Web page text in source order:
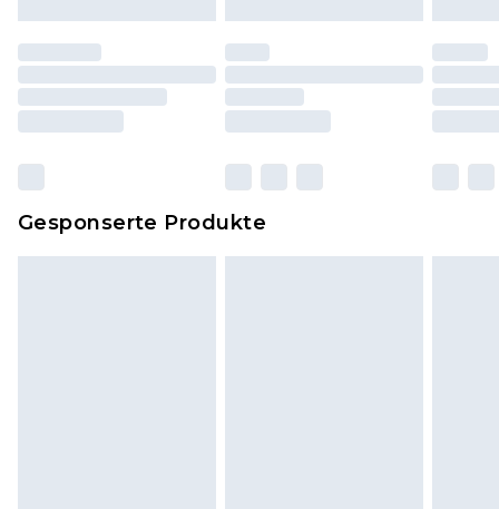
Schuhe dürfen nur in Innenräumen anprobiert
worden sein. Artikel aus dem Homeware-Bereich,
einschließlich Bettwäsche, Matratzen, Toppern
und Kissen, müssen unbenutzt und in ihrer
zurückgesendet werden.
Klickehierum unsere vollständigen
Gesponserte Produkte